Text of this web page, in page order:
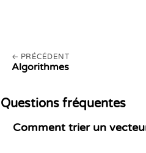
PRÉCÉDENT
Algorithmes
Questions fréquentes
Comment trier un